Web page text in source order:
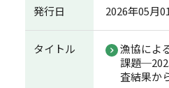
発行日 2026年05月
タイトル
漁協によ
課題
査結果か